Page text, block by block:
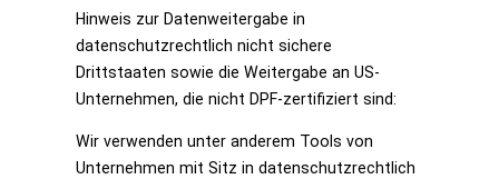
Hinweis zur Datenweitergabe in
datenschutzrechtlich nicht sichere
Drittstaaten sowie die Weitergabe an US-
Unternehmen, die nicht DPF-zertifiziert sind:
Wir verwenden unter anderem Tools von
Unternehmen mit Sitz in datenschutzrechtlich